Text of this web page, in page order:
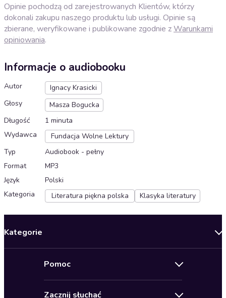
Opinie pochodzą od zarejestrowanych Klientów, którzy
dokonali zakupu naszego produktu lub usługi. Opinie są
zbierane, weryfikowane i publikowane zgodnie zWarunkami
opiniowania.
Informacje o audiobooku
Autor
Ignacy Krasicki
Głosy
Masza Bogucka
Długość
1 minuta
Wydawca
Fundacja Wolne Lektury
Typ
Audiobook - pełny
Format
MP3
Język
Polski
Kategoria
Literatura piękna polska Klasyka literatury
Kategorie
Pomoc
Zacznij słuchać